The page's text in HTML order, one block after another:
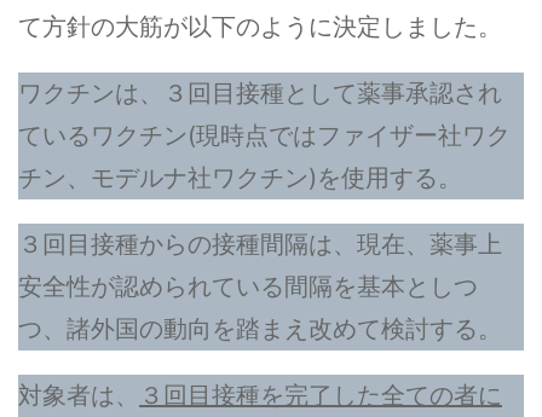
て方針の大筋が以下のように決定しました。
ワクチンは、３回目接種として薬事承認され
ているワクチン(現時点ではファイザー社ワク
チン、モデルナ社ワクチン)を使用する。
３回目接種からの接種間隔は、現在、薬事上
安全性が認められている間隔を基本としつ
つ、諸外国の動向を踏まえ改めて検討する。
対象者は、
３回目接種を完了した全ての者に